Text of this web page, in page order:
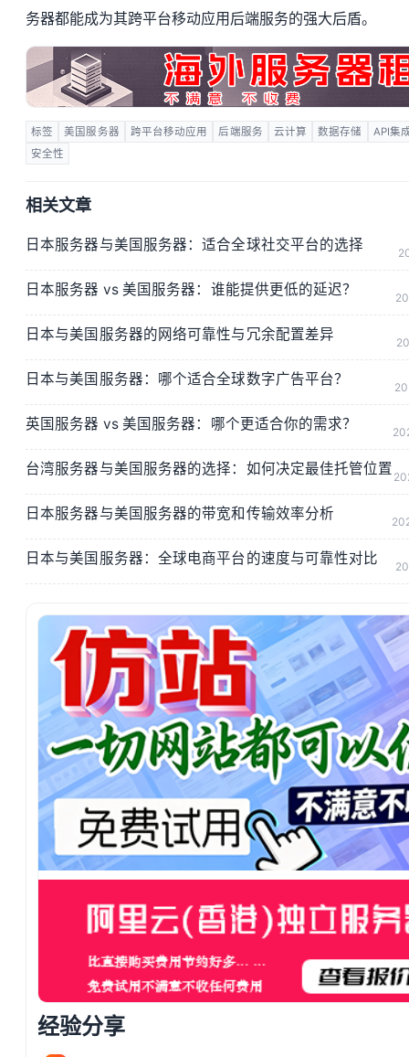
务器都能成为其跨平台移动应用后端服务的强大后盾。
标签 美国服务器 跨平台移动应用 后端服务 云计算 数据存储
API集
安全性
相关文章
日本服务器与美国服务器：适合全球社交平台的选择
日本服务器 vs 美国服务器：谁能提供更低的延迟？
日本与美国服务器的网络可靠性与冗余配置差异
日本与美国服务器：哪个适合全球数字广告平台？
英国服务器 vs 美国服务器：哪个更适合你的需求？
台湾服务器与美国服务器的选择：如何决定最佳托管位置
日本服务器与美国服务器的带宽和传输效率分析
日本与美国服务器：全球电商平台的速度与可靠性对比
经验分享